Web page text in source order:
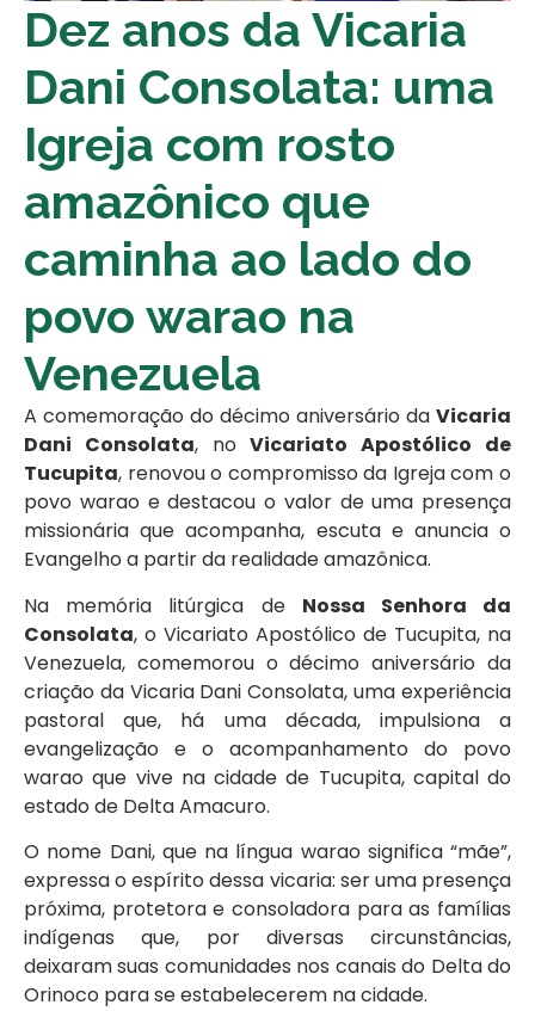
Dez anos da Vicaria
Dani Consolata: uma
Igreja com rosto
amazônico que
caminha ao lado do
povo warao na
Venezuela
A comemoração do décimo aniversário da Vicaria
Dani Consolata, noVicariato Apostólico de
Tucupita, renovou o compromisso da Igreja com o
povo warao e destacou o valor de uma presença
missionária que acompanha, escuta e anuncia o
Evangelho a partir da realidade amazônica.
Na memória litúrgica de Nossa Senhora da
Consolata, o Vicariato Apostólico de Tucupita, na
Venezuela, comemorou o décimo aniversário da
criação da Vicaria Dani Consolata, uma experiência
pastoral que, há uma década, impulsiona a
evangelização e o acompanhamento do povo
warao que vive na cidade de Tucupita, capital do
estado de Delta Amacuro.
O nome Dani, que na língua warao significa “mãe”,
expressa o espírito dessa vicaria: ser uma presença
próxima, protetora e consoladora para as famílias
indígenas que, por diversas circunstâncias,
deixaram suas comunidades nos canais do Delta do
Orinoco para se estabelecerem na cidade.